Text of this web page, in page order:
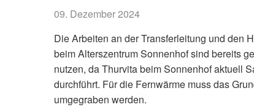
09. Dezember 2024
Die Arbeiten an der Transferleitung und den
beim Alterszentrum Sonnenhof sind bereits
nutzen, da Thurvita beim Sonnenhof aktuell
durchführt. Für die Fernwärme muss das
umgegraben werden.